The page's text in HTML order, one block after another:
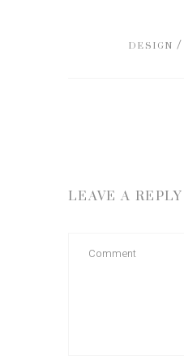
DESIGN /
LEAVE A REPLY